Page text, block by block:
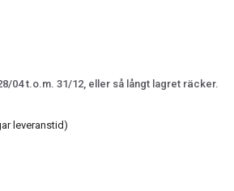
04 t.o.m. 31/12, eller så långt lagret räcker.
leveranstid)